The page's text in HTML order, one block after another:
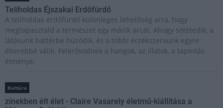
Teliholdas Éjszakai Erdőfürdő
A teliholdas erdőfürdő különleges lehetőség arra, hogy
megtapasztald a természet egy másik arcát. Ahogy sötétedik, a
látásunk háttérbe húzódik, és a többi érzékszervünk egyre
éberebbé válik. Felerősödnek a hangok, az illatok, a tapintás
élménye.
Kultúra
zínekben élt élet - Claire Vasarely életmű-kiállítása a